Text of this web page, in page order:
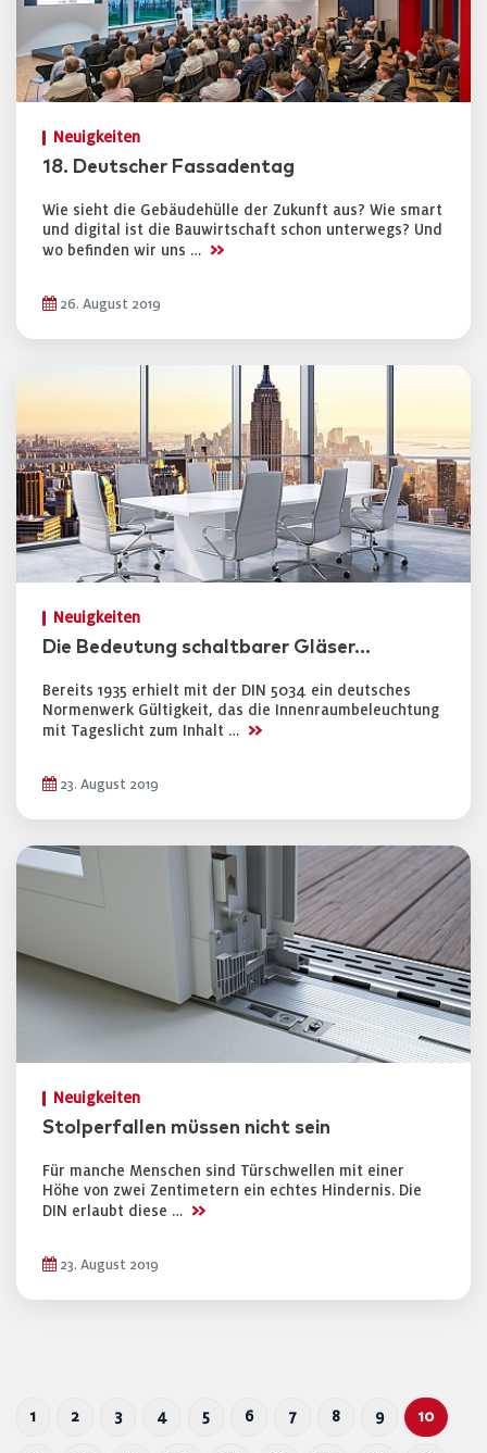
Neuigkeiten
18. Deutscher Fassadentag
Wie sieht die Gebäudehülle der Zukunft aus? Wie smart
und digital ist die Bauwirtschaft schon unterwegs? Und
wo befinden wir uns … >>
26. August 2019
Neuigkeiten
Die Bedeutung schaltbarer Gläser...
Bereits 1935 erhielt mit der DIN 5034 ein deutsches
Normenwerk Gültigkeit, das die Innenraumbeleuchtung
mit Tageslicht zum Inhalt … >>
23. August 2019
Neuigkeiten
Stolperfallen müssen nicht sein
Für manche Menschen sind Türschwellen mit einer
Höhe von zwei Zentimetern ein echtes Hindernis. Die
DIN erlaubt diese … >>
23. August 2019
1 2 3 4 5 6 7 8 9 10